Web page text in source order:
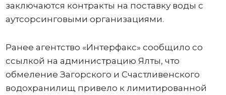
заключаются контракты на поставку воды с
аутсорсинговыми организациями.
Ранее агентство «Интерфакс» сообщило со
ссылкой на администрацию Ялты, что
обмеление Загорского и Счастливенского
водохранилищ привело к лимитированной